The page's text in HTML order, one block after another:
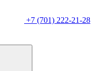
+7 (701) 222-21-28